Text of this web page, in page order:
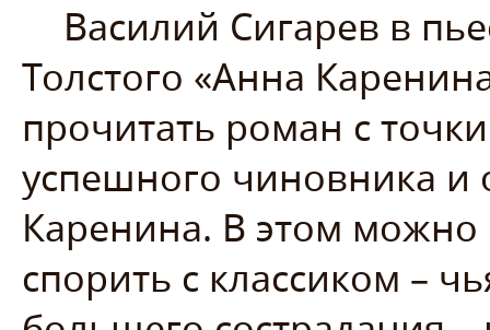
Василий Сигарев в
Толстого «Анна
прочитать роман с
успешного чиновника и
Каренина. В этом можно
спорить с классиком –